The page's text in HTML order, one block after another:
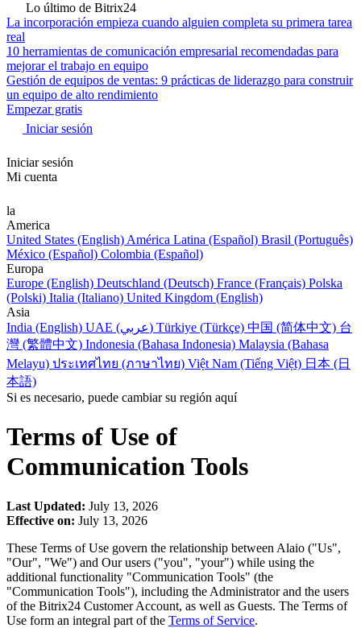
Lo último de Bitrix24
La incorporación empieza cuando alguien completa su primera tarea
real
10 herramientas de comunicación empresarial recomendadas para
mejorar el trabajo en equipo
Gestión de equipos de ventas: 9 prácticas de liderazgo para construir
un equipo de alto rendimiento
Empezar gratis
Iniciar sesión
Iniciar sesión
Mi cuenta
la
America
United States (English) América Latina (Español) Brasil (Português)
México (Español) Colombia (Español)
Europa
Europe (English) Deutschland (Deutsch) France (Français) Polska
(Polski) Italia (Italiano) United Kingdom (English)
Asia
India (English)
UAE (عربي) Türkiye (Türkçe) 中国 (简体中文) 台
灣 (繁體中文) Indonesia (Bahasa Indonesia) Malaysia (Bahasa
Melayu) ประเทศไทย (ภาษาไทย) Việt Nam (Tiếng Việt) 日本 (日
本語)
Si es necesario, puede cambiar su región aquí
Terms of Use of
Communication Tools
Last Updated: July 13, 2026
Effective on: July 13, 2026
These Terms of Use govern the relationship between Alaio ("Us",
"Our", "We") and Our users ("you", "your") while using the
additional functionality "Communication Tools" (the
"Communication Tools"), including the Administrator and the users
of the Bitrix24 Customer Account, as well as Guests. The Terms of
Use form an integral part of the Terms of Service.